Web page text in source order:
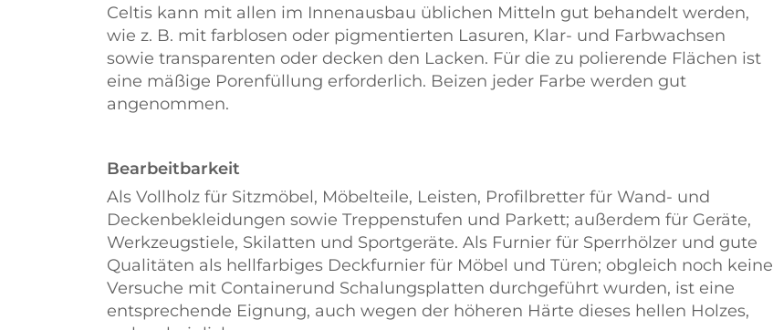
Celtis kann mit allen im Innenausbau üblichen Mitteln gut behandelt werden,
wie z. B. mit farblosen oder pigmentierten Lasuren, Klar- und Farbwachsen
sowie transparenten oder decken den Lacken. Für die zu polierende Flächen ist
eine mäßige Porenfüllung erforderlich. Beizen jeder Farbe werden gut
angenommen.
Bearbeitbarkeit
Als Vollholz für Sitzmöbel, Möbelteile, Leisten, Profilbretter für Wand- und
Deckenbekleidungen sowie Treppenstufen und Parkett; außerdem für Geräte,
Werkzeugstiele, Skilatten und Sportgeräte. Als Furnier für Sperrhölzer und gute
Qualitäten als hellfarbiges Deckfurnier für Möbel und Türen; obgleich noch keine
Versuche mit Containerund Schalungsplatten durchgeführt wurden, ist eine
entsprechende Eignung, auch wegen der höheren Härte dieses hellen Holzes,